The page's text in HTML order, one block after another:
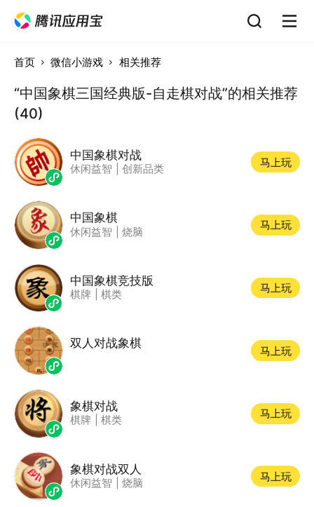
首页 微信小游戏 相关推荐
“中国象棋三国经典版-自走棋对战”的相关推荐
(40)
中国象棋对战
休闲益智 创新品类
马上玩
中国象棋
休闲益智 烧脑
马上玩
中国象棋竞技版
棋牌 棋类
马上玩
双人对战象棋
马上玩
象棋对战
棋牌 棋类
马上玩
象棋对战双人
休闲益智 烧脑
马上玩